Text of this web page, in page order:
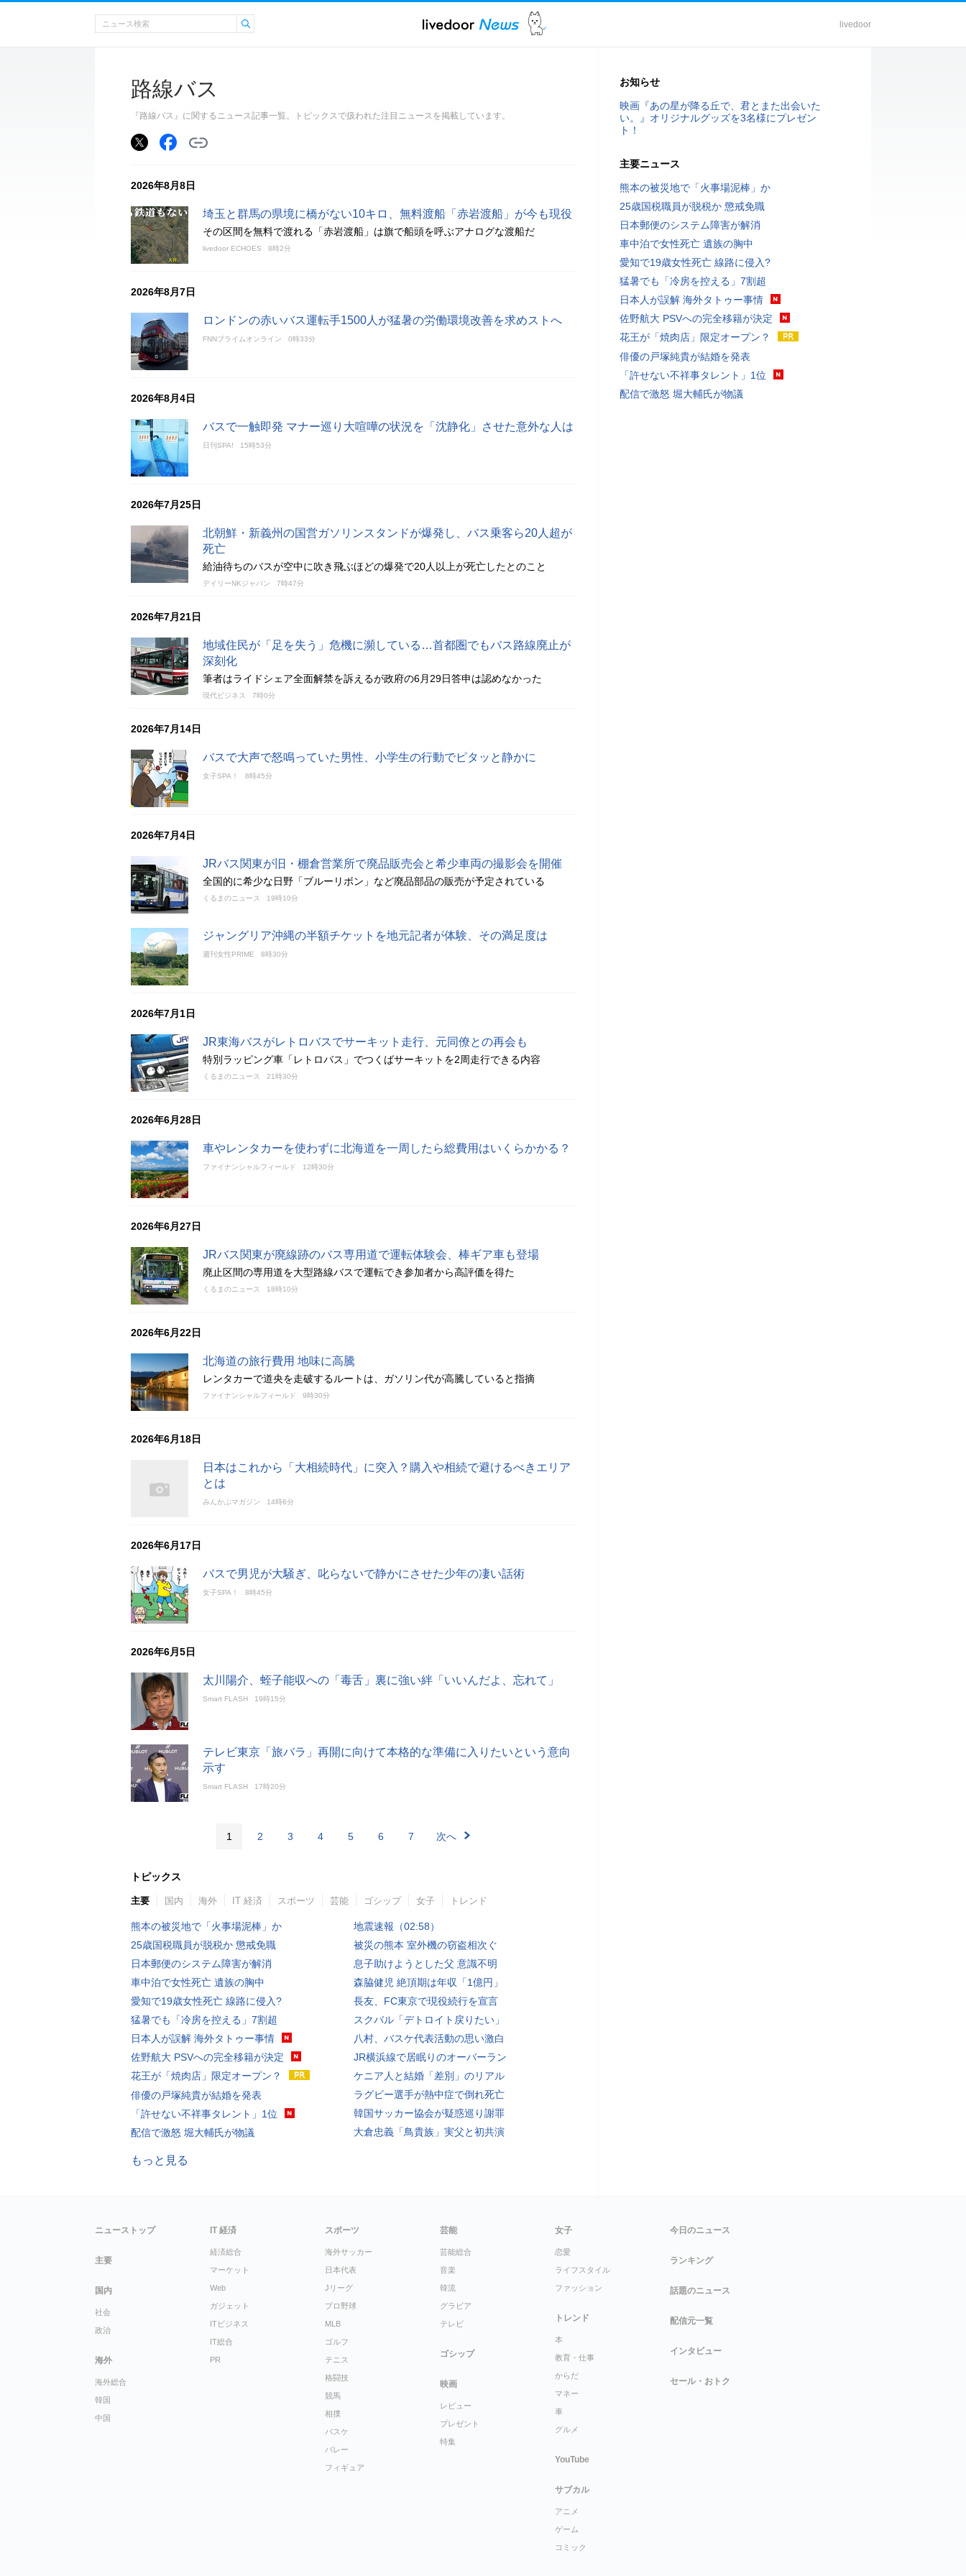
livedoor
路線バス
『路線バス』に関するニュース記事一覧。トピックスで扱われた注目ニュースを掲載しています。
2026年8月8日
埼玉と群馬の県境に橋がない10キロ、無料渡船「赤岩渡船」が今も現役
その区間を無料で渡れる「赤岩渡船」は旗で船頭を呼ぶアナログな渡船だ
livedoor ECHOES 8時2分
2026年8月7日
ロンドンの赤いバス運転手1500人が猛暑の労働環境改善を求めストへ
FNNプライムオンライン 0時33分
2026年8月4日
バスで一触即発 マナー巡り大喧嘩の状況を「沈静化」させた意外な人は
日刊SPA! 15時53分
2026年7月25日
北朝鮮・新義州の国営ガソリンスタンドが爆発し、バス乗客ら20人超が
死亡
給油待ちのバスが空中に吹き飛ぶほどの爆発で20人以上が死亡したとのこと
デイリーNKジャパン 7時47分
2026年7月21日
地域住民が「足を失う」危機に瀕している…首都圏でもバス路線廃止が
深刻化
筆者はライドシェア全面解禁を訴えるが政府の6月29日答申は認めなかった
現代ビジネス 7時0分
2026年7月14日
バスで大声で怒鳴っていた男性、小学生の行動でピタッと静かに
女子SPA！ 8時45分
2026年7月4日
JRバス関東が旧・棚倉営業所で廃品販売会と希少車両の撮影会を開催
全国的に希少な日野「ブルーリボン」など廃品部品の販売が予定されている
くるまのニュース 19時10分
ジャングリア沖縄の半額チケットを地元記者が体験、その満足度は
週刊女性PRIME 8時30分
2026年7月1日
JR東海バスがレトロバスでサーキット走行、元同僚との再会も
特別ラッピング車「レトロバス」でつくばサーキットを2周走行できる内容
くるまのニュース 21時30分
2026年6月28日
車やレンタカーを使わずに北海道を一周したら総費用はいくらかかる？
ファイナンシャルフィールド 12時30分
2026年6月27日
JRバス関東が廃線跡のバス専用道で運転体験会、棒ギア車も登場
廃止区間の専用道を大型路線バスで運転でき参加者から高評価を得た
くるまのニュース 18時10分
2026年6月22日
北海道の旅行費用 地味に高騰
レンタカーで道央を走破するルートは、ガソリン代が高騰していると指摘
ファイナンシャルフィールド 9時30分
2026年6月18日
日本はこれから「大相続時代」に突入？購入や相続で避けるべきエリア
とは
みんかぶマガジン 14時6分
2026年6月17日
バスで男児が大騒ぎ、叱らないで静かにさせた少年の凄い話術
女子SPA！ 8時45分
2026年6月5日
太川陽介、蛭子能収への「毒舌」裏に強い絆「いいんだよ、忘れて」
Smart FLASH 19時15分
テレビ東京「旅バラ」再開に向けて本格的な準備に入りたいという意向
示す
Smart FLASH 17時20分
1 2 3 4 5 6 7 次へ
トピックス
主要 国内 海外 IT 経済 スポーツ 芸能 ゴシップ 女子 トレンド
熊本の被災地で「火事場泥棒」か
25歳国税職員が脱税か 懲戒免職
日本郵便のシステム障害が解消
車中泊で女性死亡 遺族の胸中
愛知で19歳女性死亡 線路に侵入?
猛暑でも「冷房を控える」7割超
日本人が誤解 海外タトゥー事情
佐野航大 PSVへの完全移籍が決定
花王が「焼肉店」限定オープン？
俳優の戸塚純貴が結婚を発表
「許せない不祥事タレント」1位
配信で激怒 堀大輔氏が物議
地震速報（02:58）
被災の熊本 室外機の窃盗相次ぐ
息子助けようとした父 意識不明
森脇健児 絶頂期は年収「1億円」
長友、FC東京で現役続行を宣言
スクバル「デトロイト戻りたい」
八村、バスケ代表活動の思い激白
JR横浜線で居眠りのオーバーラン
ケニア人と結婚「差別」のリアル
ラグビー選手が熱中症で倒れ死亡
韓国サッカー協会が疑惑巡り謝罪
大倉忠義「鳥貴族」実父と初共演
もっと見る
お知らせ
映画『あの星が降る丘で、君とまた出会いた
い。』オリジナルグッズを3名様にプレゼン
ト！
主要ニュース
熊本の被災地で「火事場泥棒」か
25歳国税職員が脱税か 懲戒免職
日本郵便のシステム障害が解消
車中泊で女性死亡 遺族の胸中
愛知で19歳女性死亡 線路に侵入?
猛暑でも「冷房を控える」7割超
日本人が誤解 海外タトゥー事情
佐野航大 PSVへの完全移籍が決定
花王が「焼肉店」限定オープン？
俳優の戸塚純貴が結婚を発表
「許せない不祥事タレント」1位
配信で激怒 堀大輔氏が物議
ニューストップ
主要
国内
社会
政治
海外
海外総合
韓国
中国
IT 経済
経済総合
マーケット
Web
ガジェット
ITビジネス
IT総合
PR
スポーツ
海外サッカー
日本代表
Jリーグ
プロ野球
MLB
ゴルフ
テニス
格闘技
競馬
相撲
バスケ
バレー
フィギュア
芸能
芸能総合
音楽
韓流
グラビア
テレビ
ゴシップ
映画
レビュー
プレゼント
特集
女子
恋愛
ライフスタイル
ファッション
トレンド
本
教育・仕事
からだ
マネー
車
グルメ
YouTube
サブカル
アニメ
ゲーム
コミック
今日のニュース
ランキング
話題のニュース
配信元一覧
インタビュー
セール・おトク